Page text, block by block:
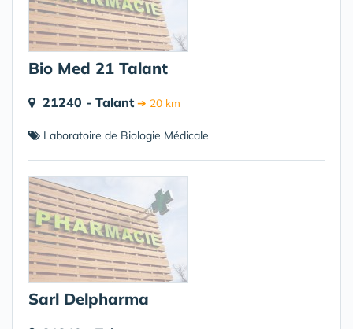
Bio Med 21 Talant
21240 - Talant ➔ 20 km
Laboratoire de Biologie Médicale
Sarl Delpharma